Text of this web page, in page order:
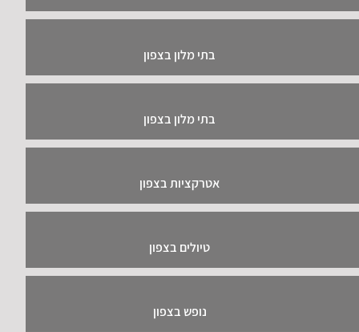
בתי מלון בצפון
בתי מלון בצפון
אטרקציות בצפון
טיולים בצפון
נופש בצפון